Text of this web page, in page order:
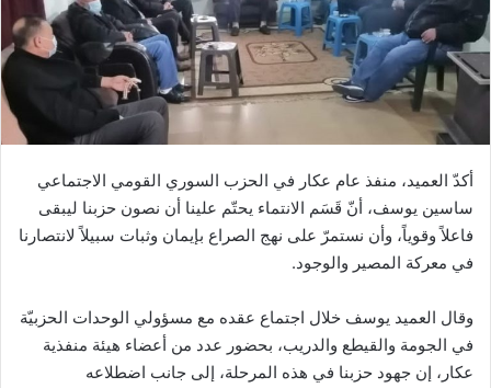
أكدّ العميد، منفذ عام عكار في الحزب السوري القومي الاجتماعي
ساسين يوسف، أنّ قَسَم الانتماء يحتّم علينا أن نصون حزبنا ليبقى
فاعلاً وقوياً، وأن نستمرّ على نهج الصراع بإيمان وثبات سبيلاً لانتصارنا
في معركة المصير والوجود.
وقال العميد يوسف خلال اجتماع عقده مع مسؤولي الوحدات الحزبيّة
في الجومة والقيطع والدريب، بحضور عدد من أعضاء هيئة منفذية
عكار، إن جهود حزبنا في هذه المرحلة، إلى جانب اضطلاعه